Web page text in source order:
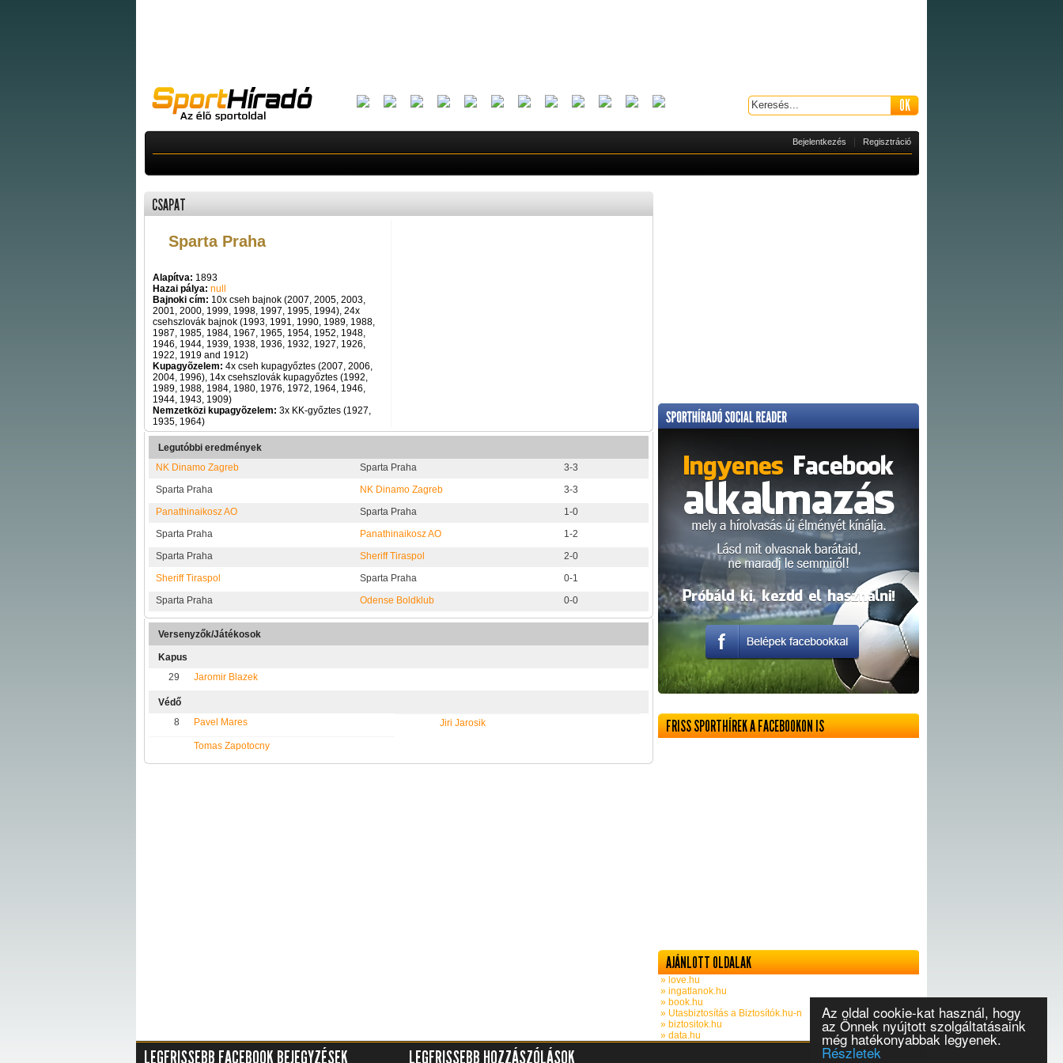
Az oldal cookie-kat használ, hogy
az Önnek nyújtott szolgáltatásaink
még hatékonyabbak legyenek.
Részletek
Bejelentkezés Regisztráció
CSAPAT
Sparta Praha
Alapítva: 1893
Hazai pálya: null
Bajnoki cím: 10x cseh bajnok (2007, 2005, 2003,
2001, 2000, 1999, 1998, 1997, 1995, 1994), 24x
csehszlovák bajnok (1993, 1991, 1990, 1989, 1988,
1987, 1985, 1984, 1967, 1965, 1954, 1952, 1948,
1946, 1944, 1939, 1938, 1936, 1932, 1927, 1926,
1922, 1919 and 1912)
Kupagyõzelem: 4x cseh kupagyőztes (2007, 2006,
2004, 1996), 14x csehszlovák kupagyőztes (1992,
1989, 1988, 1984, 1980, 1976, 1972, 1964, 1946,
1944, 1943, 1909)
Nemzetközi kupagyõzelem: 3x KK-győztes (1927,
1935, 1964)
Legutóbbi eredmények
NK Dinamo Zagreb
Sparta Praha
3-3
Sparta Praha
NK Dinamo Zagreb
3-3
Panathinaikosz AO
Sparta Praha
1-0
Sparta Praha
Panathinaikosz AO
1-2
Sparta Praha
Sheriff Tiraspol
2-0
Sheriff Tiraspol
Sparta Praha
0-1
Sparta Praha
Odense Boldklub 0-0
Versenyzők/Játékosok
Kapus
29
Jaromir Blazek
Védő
8
Pavel Mares Jiri Jarosik
Tomas Zapotocny
FRISS SPORTHÍREK A FACEBOOKON IS
AJÁNLOTT OLDALAK
» love.hu
» ingatlanok.hu
» book.hu
» Utasbiztosítás a Biztosítók.hu-n
» biztositok.hu
» data.hu
LEGFRISSEBB FACEBOOK BEJEGYZÉSEK LEGFRISSEBB HOZZÁSZÓLÁSOK